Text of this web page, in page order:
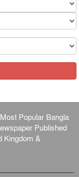
৬ আগস্ট, ২০২৬
৬ আগস্ট, ২০২৬
Popular Bangla
Published
Kingdom &